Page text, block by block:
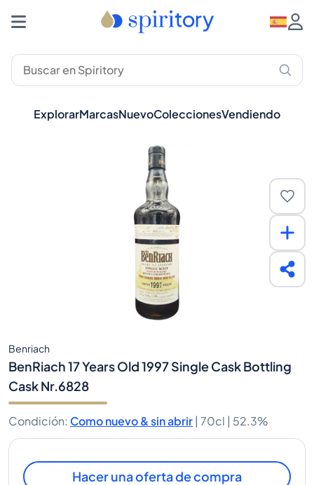
ExplorarMarcasNuevoColeccionesVendiendo
Benriach
BenRiach 17 Years Old 1997 Single Cask Bottling
Cask Nr.6828
Condición: Como nuevo & sin abrir | 70cl | 52.3%
Hacer una oferta de compra